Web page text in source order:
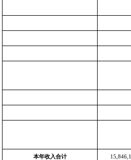
本年收入合计